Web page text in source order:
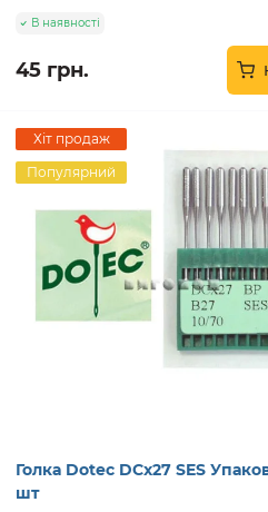
В наявності
45 грн.
Хіт продаж
Популярний
Голка Dotec DCx27 SES
шт